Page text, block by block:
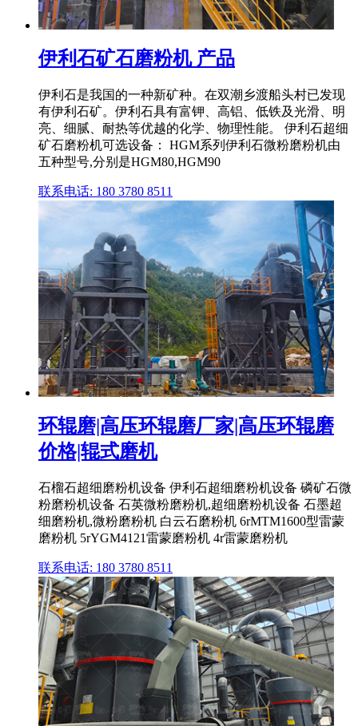
伊利石矿石磨粉机 产品
伊利石是我国的一种新矿种。在双潮乡渡船头村已发现
有伊利石矿。伊利石具有富钾、高铝、低铁及光滑、明
亮、细腻、耐热等优越的化学、物理性能。 伊利石超细
矿石磨粉机可选设备： HGM系列伊利石微粉磨粉机由
五种型号,分别是HGM80,HGM90
联系电话: 180 3780 8511
环辊磨|高压环辊磨厂家|高压环辊磨
价格|辊式磨机
石榴石超细磨粉机设备 伊利石超细磨粉机设备 磷矿石微
粉磨粉机设备 石英微粉磨粉机,超细磨粉机设备 石墨超
细磨粉机,微粉磨粉机 白云石磨粉机 6rMTM1600型雷蒙
磨粉机 5rYGM4121雷蒙磨粉机 4r雷蒙磨粉机
联系电话: 180 3780 8511